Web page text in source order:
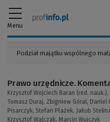
Menu
Prawo urzędnicze.
Krzysztof Wojciech Baran (red. nauk.),
Tomasz Duraj, Zbigniew Góral, Daniel
Pisarczyk, Stefan Płażek, Jakub
Krzysztof Walczak, Marcin Wujczyk